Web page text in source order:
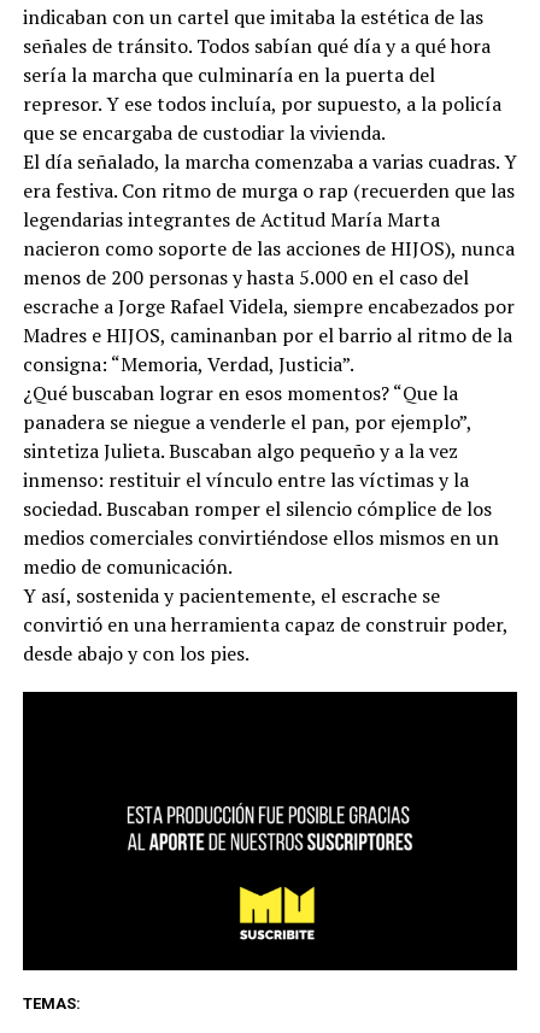
indicaban con un cartel que imitaba la estética de las
señales de tránsito. Todos sabían qué día y a qué hora
sería la marcha que culminaría en la puerta del
represor. Y ese todos incluía, por supuesto, a la policía
que se encargaba de custodiar la vivienda.
El día señalado, la marcha comenzaba a varias cuadras. Y
era festiva. Con ritmo de murga o rap (recuerden que las
legendarias integrantes de Actitud María Marta
nacieron como soporte de las acciones de HIJOS), nunca
menos de 200 personas y hasta 5.000 en el caso del
escrache a Jorge Rafael Videla, siempre encabezados por
Madres e HIJOS, caminanban por el barrio al ritmo de la
consigna: “Memoria, Verdad, Justicia”.
¿Qué buscaban lograr en esos momentos? “Que la
panadera se niegue a venderle el pan, por ejemplo”,
sintetiza Julieta. Buscaban algo pequeño y a la vez
inmenso: restituir el vínculo entre las víctimas y la
sociedad. Buscaban romper el silencio cómplice de los
medios comerciales convirtiéndose ellos mismos en un
medio de comunicación.
Y así, sostenida y pacientemente, el escrache se
convirtió en una herramienta capaz de construir poder,
desde abajo y con los pies.
TEMAS: